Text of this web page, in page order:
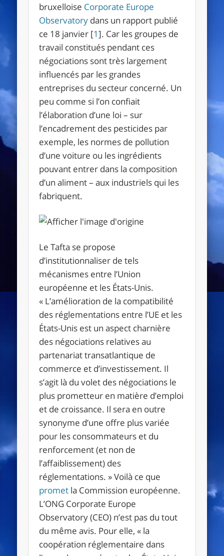
bruxelloise Corporate Europe
Observatory dans un rapport publié
ce 18 janvier [1]. Car les groupes de
travail constitués pendant ces
négociations sont très largement
influencés par les grandes
entreprises du secteur concerné. Un
peu comme si l’on confiait
l’élaboration d’une loi – sur
l’encadrement des pesticides par
exemple, les normes de pollution
d’une voiture ou les ingrédients
pouvant entrer dans la composition
d’un aliment – aux industriels qui les
fabriquent.
Le Tafta se propose
d’institutionnaliser de tels
mécanismes entre l’Union
européenne et les États-Unis.
« L’amélioration de la compatibilité
des réglementations entre l’UE et les
États-Unis est un aspect charnière
des négociations relatives au
partenariat transatlantique de
commerce et d’investissement. Il
s’agit là du volet des négociations le
plus prometteur en matière d’emploi
et de croissance. Il sera en outre
synonyme d’une offre plus variée
pour les consommateurs et du
renforcement (et non de
l’affaiblissement) des
réglementations. »Voilà ce que
promet la Commission européenne.
L’ONG Corporate Europe
Observatory (CEO) n’est pas du tout
du même avis. Pour elle,« la
coopération réglementaire dans